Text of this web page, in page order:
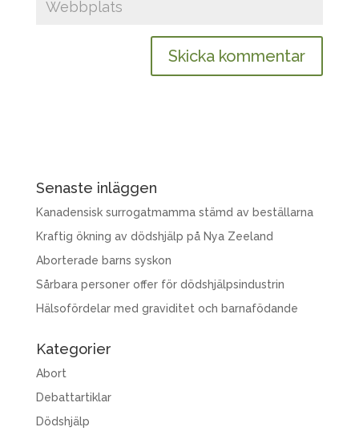
Senaste inläggen
Kanadensisk surrogatmamma stämd av beställarna
Kraftig ökning av dödshjälp på Nya Zeeland
Aborterade barns syskon
Sårbara personer offer för dödshjälpsindustrin
Hälsofördelar med graviditet och barnafödande
Kategorier
Abort
Debattartiklar
Dödshjälp